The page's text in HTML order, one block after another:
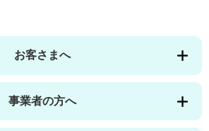
お客さまへ
事業者の方へ